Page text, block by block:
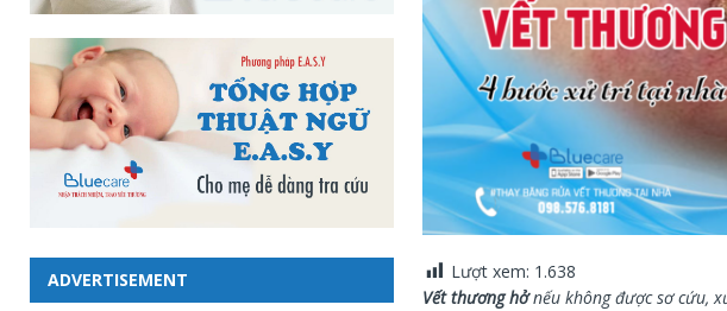
Lượt xem: 1.638
Vết thương hởnếu không được sơ cứu,
ADVERTISEMENT